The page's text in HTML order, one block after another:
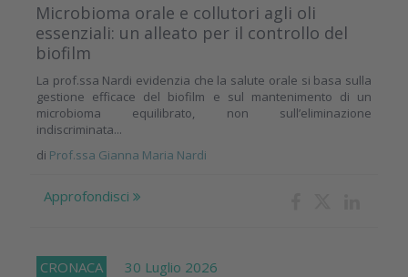
Microbioma orale e collutori agli oli
essenziali: un alleato per il controllo del
biofilm
La prof.ssa Nardi evidenzia che la salute orale si basa sulla
gestione efficace del biofilm e sul mantenimento di un
microbioma equilibrato, non sull’eliminazione
indiscriminata...
di Prof.ssa Gianna Maria Nardi
Approfondisci
CRONACA 30 Luglio 2026